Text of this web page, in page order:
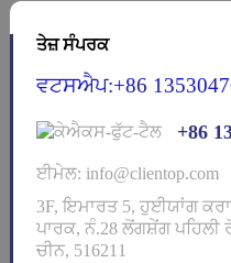
ਤੇਜ਼ ਸੰਪਰਕ
ਵਟਸਐਪ:+86
+86
ਈਮੇਲ: info@clientop.com
3F, ਇਮਾਰਤ 5, ਹੁਈਯਾਂਗ
ਪਾਰਕ, ​​ਨੰ.28 ਲੋਂਗਸ਼ੇਂਗ
ਚੀਨ, 516211